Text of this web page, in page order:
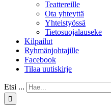
Teattereille
Ota yhteyttä
Yhteistyössä
Tietosuojalauseke
Kilpailut
Ryhmänjohtajille
Facebook
Tilaa uutiskirje
Etsi ...